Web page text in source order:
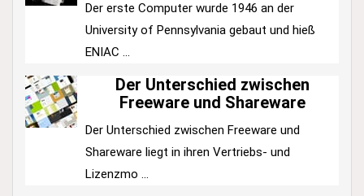
Der erste Computer wurde 1946 an der
University of Pennsylvania gebaut und hieß
ENIAC ...
Der Unterschied zwischen
Freeware und Shareware
Der Unterschied zwischen Freeware und
Shareware liegt in ihren Vertriebs- und
Lizenzmo ...